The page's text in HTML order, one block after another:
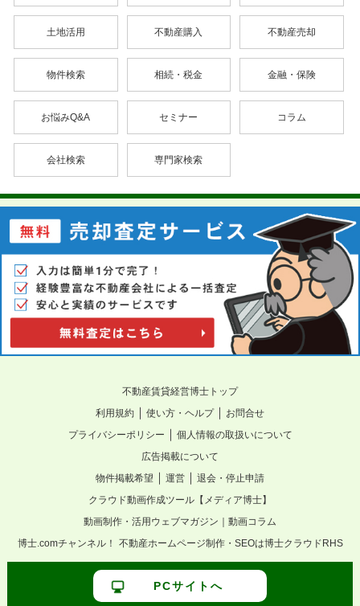
土地活用 不動産購入 不動産売却
物件検索 相続・税金 金融・保険
お悩みQ&A セミナー コラム
会社検索 専門家検索
不動産賃貸経営博士トップ
利用規約 ｜ 使い方・ヘルプ｜ お問合せ
プライバシーポリシー ｜ 個人情報の取扱いについて
広告掲載について
物件掲載希望 ｜ 運営 ｜ 退会・停止申請
クラウド動画作成ツール【メディア博士】
動画制作・活用ウェブマガジン｜動画コラム
博士.comチャンネル！
不動産ホームページ制作・SEOは博士クラウドRHS
PCサイトへ